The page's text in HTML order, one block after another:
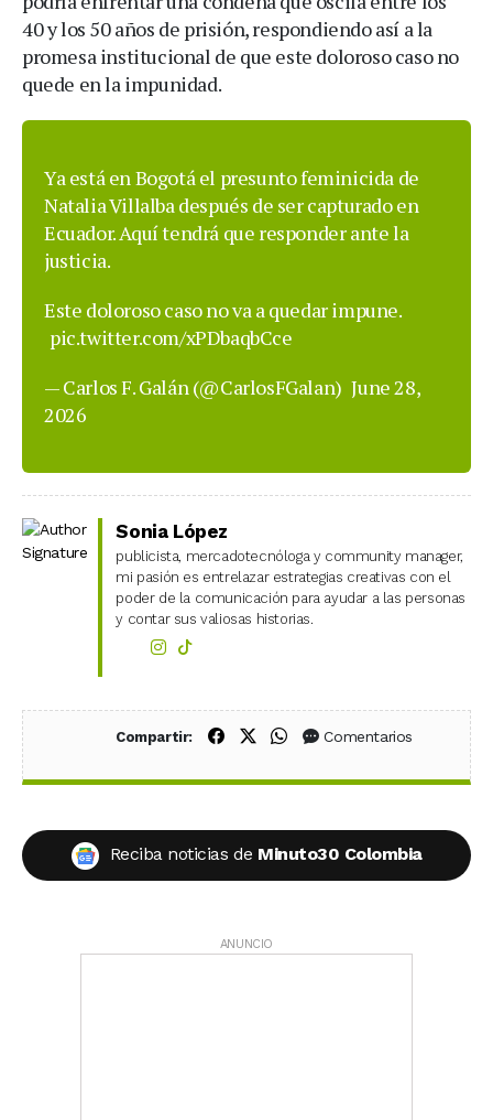
40 y los 50 años de prisión, respondiendo así a la
promesa institucional de que este doloroso caso no
quede en la impunidad.
Ya está en Bogotá el presunto feminicida de
Natalia Villalba después de ser capturado en
Ecuador. Aquí tendrá que responder ante la
justicia.
Este doloroso caso no va a quedar impune.
pic.twitter.com/xPDbaqbCce
— Carlos F. Galán (@CarlosFGalan) June 28,
2026
Sonia López
publicista, mercadotecnóloga y community manager,
mi pasión es entrelazar estrategias creativas con el
poder de la comunicación para ayudar a las personas
y contar sus valiosas historias.
Compartir: Compartir en Facebook
Compartir en X (Twitter)
Compartir en WhatsApp
Comentarios
Reciba noticias de Minuto30 Colombia
ANUNCIO